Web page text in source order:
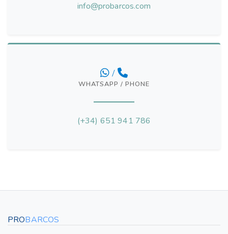
info@probarcos.com
/
WHATSAPP / PHONE
(+34) 651 941 786
PROBARCOS